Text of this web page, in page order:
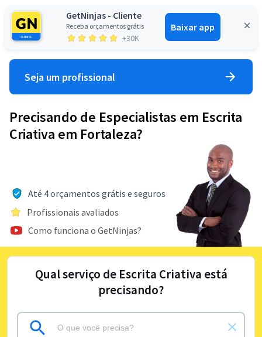
GetNinjas - Cliente
Receba orçamentos grátis
+30K
Baixar app
Entrar
Seja um profissional
Precisando de Especialistas em Escrita
Criativa em Fortaleza?
Até 4 orçamentos grátis e seguros
Profissionais avaliados
Como funciona o GetNinjas?
Qual serviço de Escrita Criativa está
precisando?